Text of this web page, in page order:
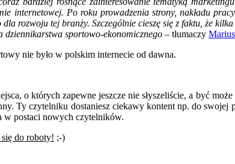
internetowej. Po roku prowadzenia strony, nakładu
dla rozwoju tej branży. Szczególnie cieszę się z faktu, że
dziennikarstwa sportowo-ekonomicznego – tłumaczy
nie było w polskim internecie od dawna.
o których zapewne jeszcze nie słyszeliście, a być
Ty czytelniku dostaniesz ciekawy kontent np. do
w postaci nowych czytelników.
się do roboty! ;-)